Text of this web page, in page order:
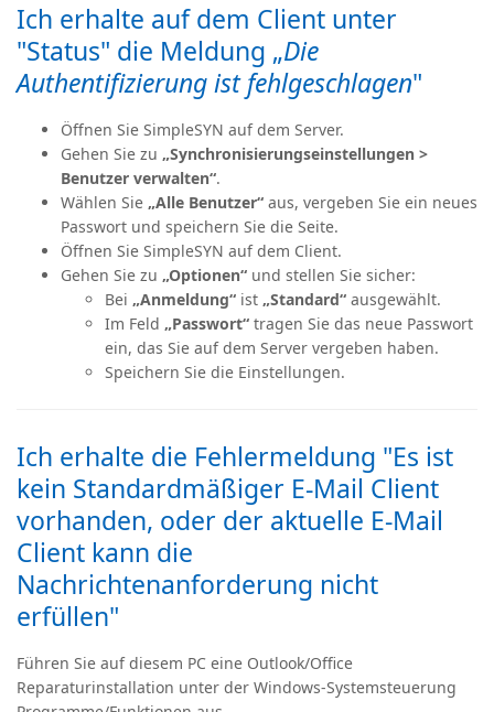
Ich erhalte auf dem Client unter
"Status" die Meldung „Die
Authentifizierung ist fehlgeschlagen"
Öffnen Sie SimpleSYN auf dem Server.
Gehen Sie zu „Synchronisierungseinstellungen >
Benutzer verwalten“.
Wählen Sie „Alle Benutzer“ aus, vergeben Sie ein neues
Passwort und speichern Sie die Seite.
Öffnen Sie SimpleSYN auf dem Client.
Gehen Sie zu „Optionen“ und stellen Sie sicher:
Bei „Anmeldung“ ist „Standard“ ausgewählt.
Im Feld „Passwort“ tragen Sie das neue Passwort
ein, das Sie auf dem Server vergeben haben.
Speichern Sie die Einstellungen.
Ich erhalte die Fehlermeldung "Es ist
kein Standardmäßiger E-Mail Client
vorhanden, oder der aktuelle E-Mail
Client kann die
Nachrichtenanforderung nicht
erfüllen"
Führen Sie auf diesem PC eine Outlook/Office
Reparaturinstallation unter der Windows-Systemsteuerung